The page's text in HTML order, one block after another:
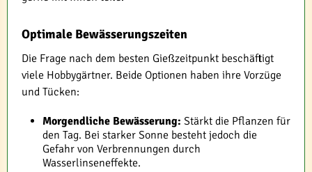
Optimale Bewässerungszeiten
Die Frage nach dem besten Gießzeitpunkt beschäftigt
viele Hobbygärtner. Beide Optionen haben ihre Vorzüge
und Tücken:
Morgendliche Bewässerung: Stärkt die Pflanzen für
den Tag. Bei starker Sonne besteht jedoch die
Gefahr von Verbrennungen durch
Wasserlinseneffekte.